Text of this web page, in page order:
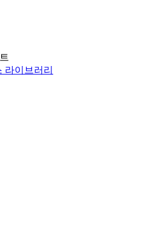
라이브러리